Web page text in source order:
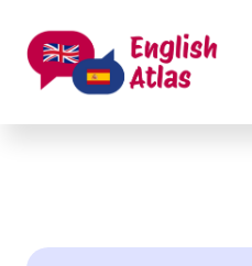
contenido